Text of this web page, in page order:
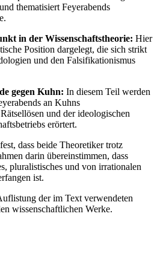
thematisiert Feyerabends
in der Wissenschaftstheorie: Hier
Position dargelegt, die sich strikt
und den Falsifikationismus
gegen Kuhn: In diesem Teil werden
an Kuhns
und der ideologischen
erörtert.
dass beide Theoretiker trotz
darin übereinstimmen, dass
pluralistisches und von irrationalen
ist.
der im Text verwendeten
wissenschaftlichen Werke.